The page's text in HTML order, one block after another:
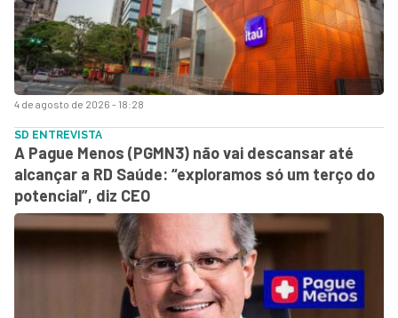
4 de agosto de 2026 - 18:28
SD ENTREVISTA
A Pague Menos (PGMN3) não vai descansar até
alcançar a RD Saúde: “exploramos só um terço do
potencial”, diz CEO